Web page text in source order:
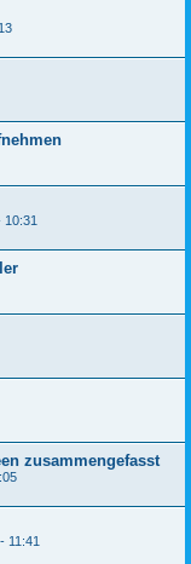
10:31
zusammengefasst
11:41